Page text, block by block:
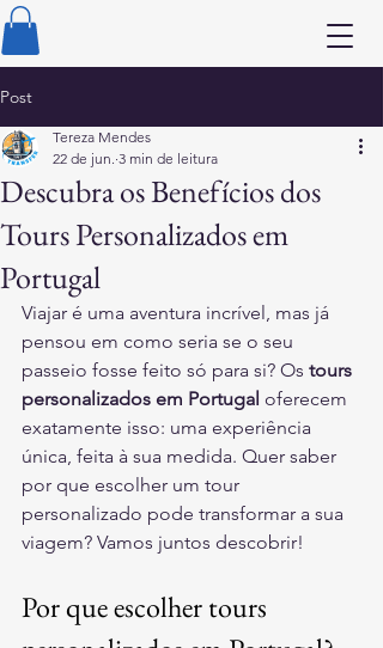
Post
Descubra os Benefícios dos
Tours Personalizados em
Portugal
Tereza Mendes
22 de jun. 3 min de leitura
Viajar é uma aventura incrível, mas já
pensou em como seria se o seu
passeio fosse feito só para si? Os tours
personalizados em Portugal oferecem
exatamente isso: uma experiência
única, feita à sua medida. Quer saber
por que escolher um tour
personalizado pode transformar a sua
viagem? Vamos juntos descobrir!
Por que escolher tours